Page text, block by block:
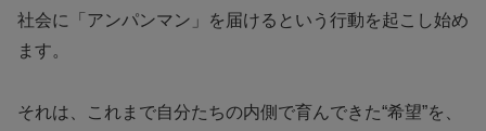
社会に「アンパンマン」を届けるという行動を起こし始め
ます。
それは、これまで自分たちの内側で育んできた“希望”を、